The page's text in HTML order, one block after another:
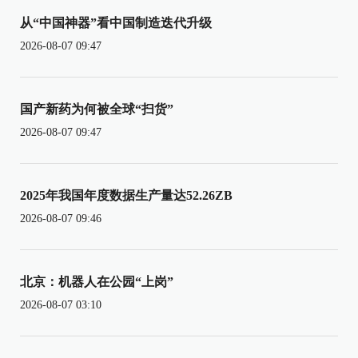
从“中国神器”看中国制造迭代升级
2026-08-07 09:47
国产新药为何被全球“扫货”
2026-08-07 09:47
2025年我国年度数据生产量达52.26ZB
2026-08-07 09:46
北京：机器人在公园“上岗”
2026-08-07 03:10